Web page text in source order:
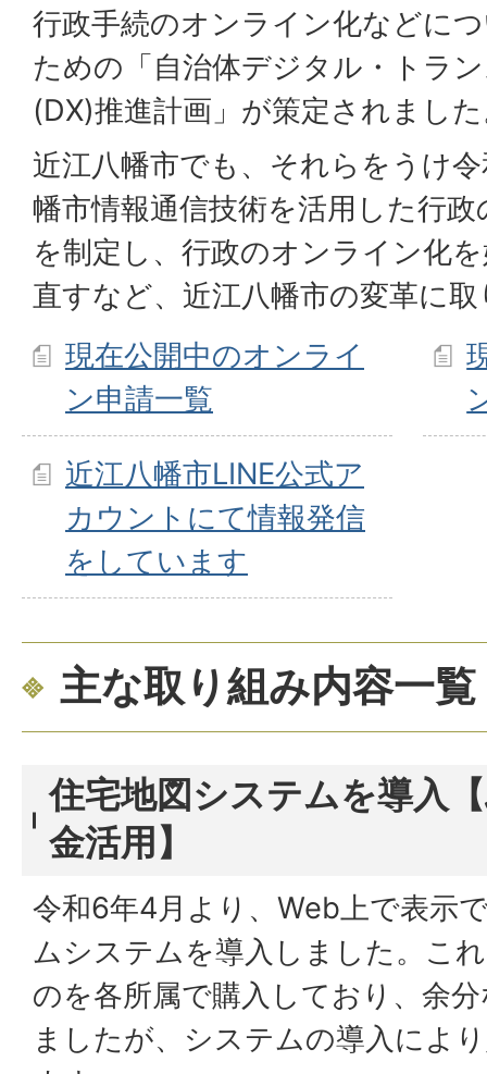
行政手続のオンライン化などに
ための「自治体デジタル・トラ
(DX)推進計画」が策定されまし
近江八幡市でも、それらをうけ
幡市情報通信技術を活用した行
を制定し、行政のオンライン化
直すなど、近江八幡市の変革に
現在公開中のオンライ
ン申請一覧
近江八幡市LINE公式ア
カウントにて情報発信
をしています
主な取り組み内容一覧
住宅地図システムを導入
金活用】
令和6年4月より、Web上で表示
ムシステムを導入しました。こ
のを各所属で購入しており、余
ましたが、システムの導入によ